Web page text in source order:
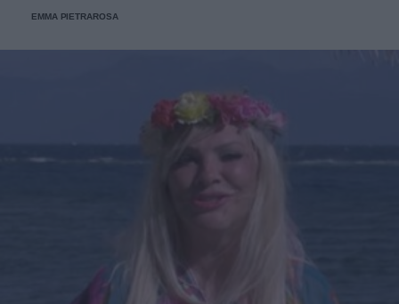
EMMA PIETRAROSA